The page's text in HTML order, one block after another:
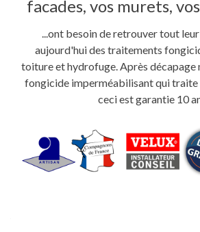
facades, vos murets,
...ont besoin de retrouver tout
aujourd'hui des traitements
toiture et hydrofuge. Après décapage
fongicide imperméabilisant qui
ceci est garantie 10